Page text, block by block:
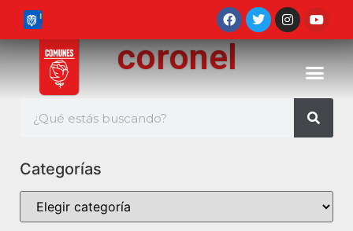
coronel
Categorías